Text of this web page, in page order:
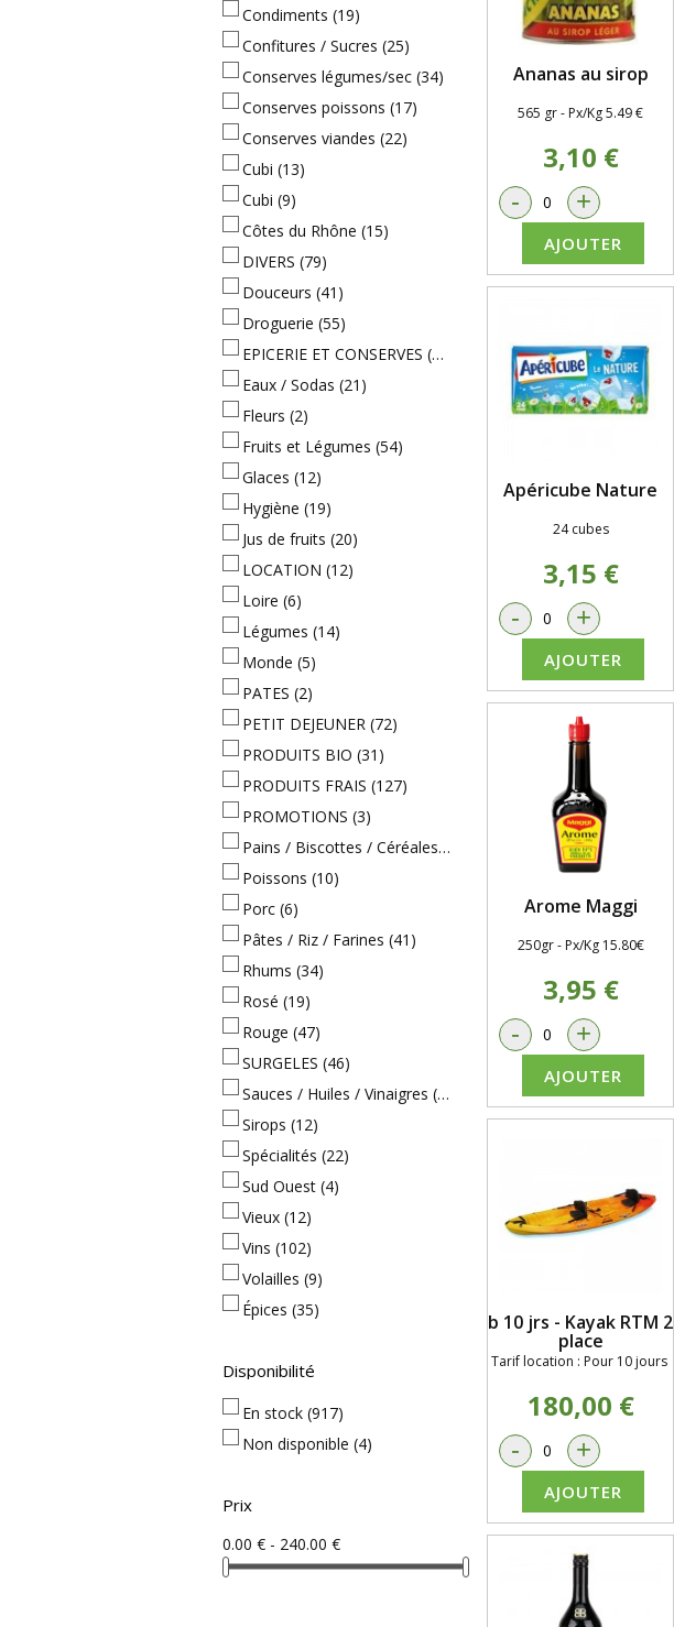
Condiments (19)
Confitures / Sucres (25)
Conserves légumes/sec (34)
Conserves poissons (17)
Conserves viandes (22)
Cubi (13)
Cubi (9)
Côtes du Rhône (15)
DIVERS (79)
Douceurs (41)
Droguerie (55)
EPICERIE ET CONSERVES (282)
Eaux / Sodas (21)
Fleurs (2)
Fruits et Légumes (54)
Glaces (12)
Hygiène (19)
Jus de fruits (20)
LOCATION (12)
Loire (6)
Légumes (14)
Monde (5)
PATES (2)
PETIT DEJEUNER (72)
PRODUITS BIO (31)
PRODUITS FRAIS (127)
PROMOTIONS (3)
Pains / Biscottes / Céréales(21)
Poissons (10)
Porc (6)
Pâtes / Riz / Farines (41)
Rhums (34)
Rosé (19)
Rouge (47)
SURGELES (46)
Sauces / Huiles / Vinaigres (40)
Sirops (12)
Spécialités (22)
Sud Ouest (4)
Vieux (12)
Vins (102)
Volailles (9)
Épices (35)
Disponibilité
En stock (917)
Non disponible (4)
Prix
0.00 € - 240.00 €
Ananas au sirop
565 gr - Px/Kg 5.49 €
3,10 €
- +
AJOUTER
Apéricube Nature
24 cubes
3,15 €
- +
AJOUTER
Arome Maggi
250gr - Px/Kg 15.80€
3,95 €
- +
AJOUTER
b 10 jrs - Kayak RTM 2
place
Tarif location : Pour 10 jours
180,00 €
- +
AJOUTER